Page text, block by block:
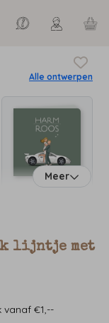
Alle ontwerpen
Meer
lijntje met
vanaf €1,--